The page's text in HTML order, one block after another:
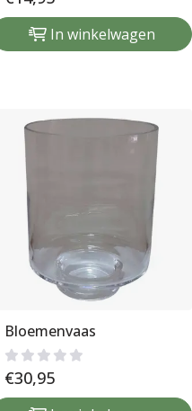
In winkelwagen
Bloemenvaas
€30,95